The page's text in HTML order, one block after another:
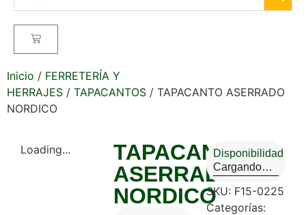
Inicio / FERRETERÍA Y
HERRAJES / TAPACANTOS / TAPACANTO ASERRADO
NORDICO
Loading...
TAPACANTO
ASERRADO
NORDICO
Disponibilidad
Cargando…
SKU: F15-0225
Categorías: